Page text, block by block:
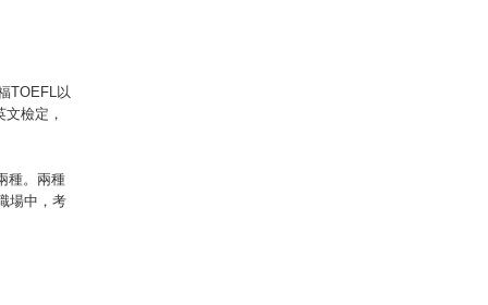
TOEFL以
檢定，
種。兩種
場中，考